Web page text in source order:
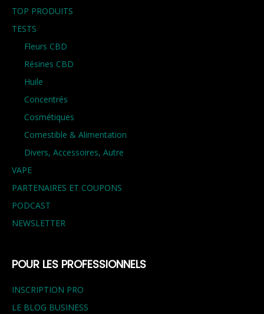
TOP PRODUITS
TESTS
Fleurs CBD
Résines CBD
Huile
Concentrés
Cosmétiques
Comestible & Alimentation
Divers, Accessoires, Autre
VAPE
PARTENAIRES ET COUPONS
PODCAST
NEWSLETTER
POUR LES PROFESSIONNELS
INSCRIPTION PRO
LE BLOG BUSINESS